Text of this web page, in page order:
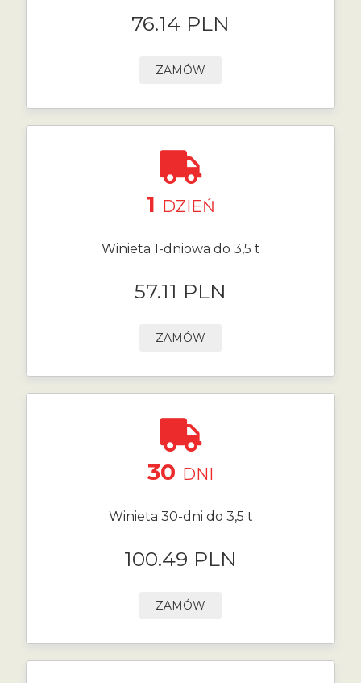
76.14 PLN
ZAMÓW
1 DZIEŃ
Winieta 1-dniowa do 3,5 t
57.11 PLN
ZAMÓW
30 DNI
Winieta 30-dni do 3,5 t
100.49 PLN
ZAMÓW